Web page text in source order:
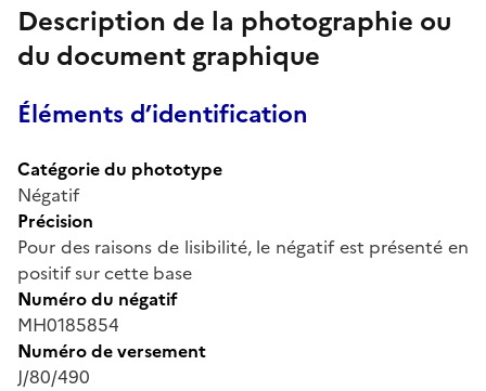
Description de la photographie ou
du document graphique
Éléments d’identification
Catégorie du phototype
Négatif
Précision
Pour des raisons de lisibilité, le négatif est présenté en
positif sur cette base
Numéro du négatif
MH0185854
Numéro de versement
J/80/490